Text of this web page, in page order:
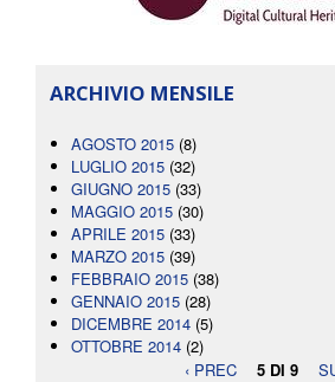
ARCHIVIO MENSILE
AGOSTO 2015 (8)
LUGLIO 2015 (32)
GIUGNO 2015 (33)
MAGGIO 2015 (30)
APRILE 2015 (33)
MARZO 2015 (39)
FEBBRAIO 2015 (38)
GENNAIO 2015 (28)
DICEMBRE 2014 (5)
OTTOBRE 2014 (2)
‹ PREC
5 DI 9